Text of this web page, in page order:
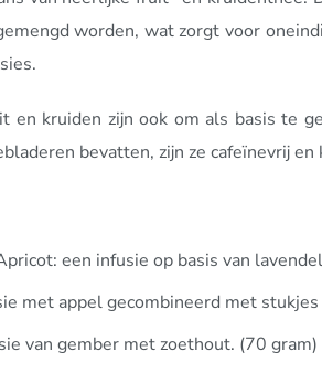
worden, wat zorgt voor
en kruiden zijn ook om als basis te
bevatten, zijn ze cafeïnevrij
een infusie op basis van
met appel gecombineerd met
van gember met zoethout. (70 gram)